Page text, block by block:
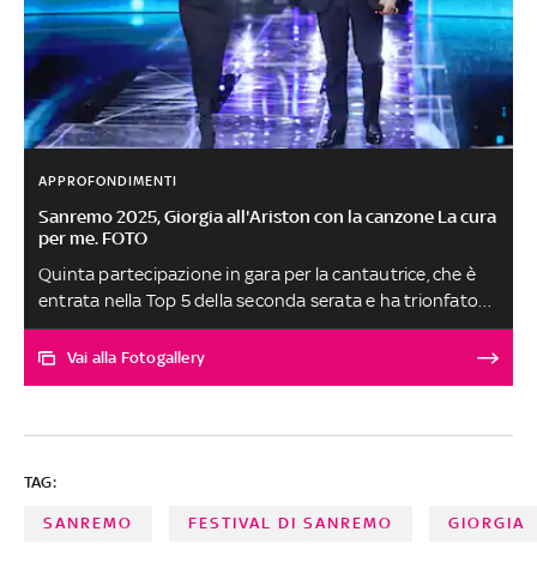
APPROFONDIMENTI
Sanremo 2025, Giorgia all'Ariston con la canzone La cura
per me. FOTO
Quinta partecipazione in gara per la cantautrice, che è
entrata nella Top 5 della seconda serata e ha trionfato
nella serata cover in coppia con Annalisa nel brano
Skyfall di Adele
Vai alla Fotogallery
TAG:
SANREMO FESTIVAL DI SANREMO GIORGIA